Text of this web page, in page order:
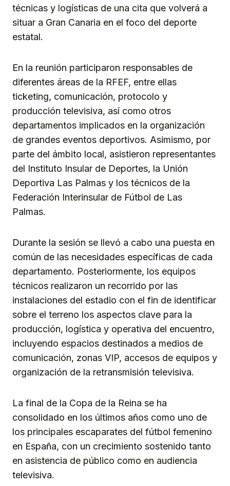
técnicas y logísticas de una cita que volverá a
situar a Gran Canaria en el foco del deporte
estatal.
En la reunión participaron responsables de
diferentes áreas de la RFEF, entre ellas
ticketing, comunicación, protocolo y
producción televisiva, así como otros
departamentos implicados en la organización
de grandes eventos deportivos. Asimismo, por
parte del ámbito local, asistieron representantes
del Instituto Insular de Deportes, la Unión
Deportiva Las Palmas y los técnicos de la
Federación Interinsular de Fútbol de Las
Palmas.
Durante la sesión se llevó a cabo una puesta en
común de las necesidades específicas de cada
departamento. Posteriormente, los equipos
técnicos realizaron un recorrido por las
instalaciones del estadio con el fin de identificar
sobre el terreno los aspectos clave para la
producción, logística y operativa del encuentro,
incluyendo espacios destinados a medios de
comunicación, zonas VIP, accesos de equipos y
organización de la retransmisión televisiva.
La final de la Copa de la Reina se ha
consolidado en los últimos años como uno de
los principales escaparates del fútbol femenino
en España, con un crecimiento sostenido tanto
en asistencia de público como en audiencia
televisiva.